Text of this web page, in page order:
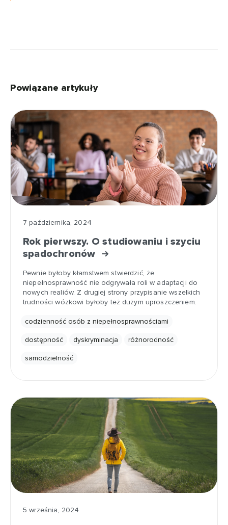
Powiązane artykuły
7 października, 2024
Rok pierwszy. O studiowaniu i szyciu
spadochronów
Pewnie byłoby kłamstwem stwierdzić, że
niepełnosprawność nie odgrywała roli w adaptacji do
nowych realiów. Z drugiej strony przypisanie wszelkich
trudności wózkowi byłoby też dużym uproszczeniem.
codzienność osób z niepełnosprawnościami
dostępność dyskryminacja różnorodność
samodzielność
5 września, 2024